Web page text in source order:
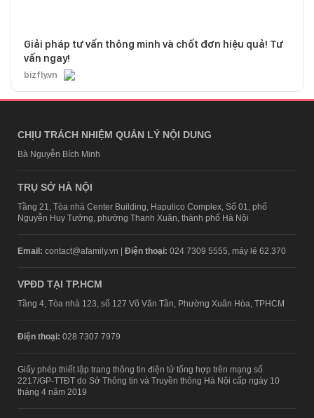
Giải pháp tư vấn thông minh và chốt đơn hiệu quả! Tư
vấn ngay!
bizfly.vn
CHỊU TRÁCH NHIỆM QUẢN LÝ NỘI DUNG
Bà Nguyễn Bích Minh
TRỤ SỞ HÀ NỘI
Tầng 21, Tòa nhà Center Building, Hapulico Complex, Số 01, phố
Nguyễn Huy Tưởng, phường Thanh Xuân, thành phố Hà Nội
Email: contact@afamily.vn | Điện thoại: 024 7309 5555, máy lẻ 62.370
VPĐD TẠI TP.HCM
Tầng 4, Tòa nhà 123, số 127 Võ Văn Tần, Phường Xuân Hòa, TPHCM
Điện thoại: 028 7307 7979
Giấy phép thiết lập trang thông tin điện tử tổng hợp trên mạng số
2217/GP-TTĐT do Sở Thông tin và Truyền thông Hà Nội cấp ngày 10
tháng 4 năm 2019